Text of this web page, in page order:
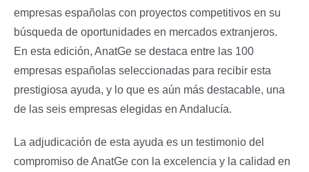
empresas españolas con proyectos competitivos en su
búsqueda de oportunidades en mercados extranjeros.
En esta edición, AnatGe se destaca entre las 100
empresas españolas seleccionadas para recibir esta
prestigiosa ayuda, y lo que es aún más destacable, una
de las seis empresas elegidas en Andalucía.
La adjudicación de esta ayuda es un testimonio del
compromiso de AnatGe con la excelencia y la calidad en